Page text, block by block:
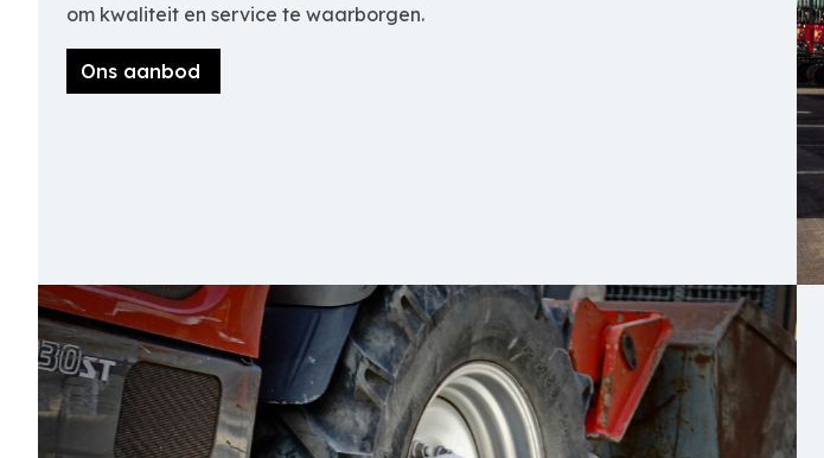
om kwaliteit en service te waarborgen.
Ons aanbod